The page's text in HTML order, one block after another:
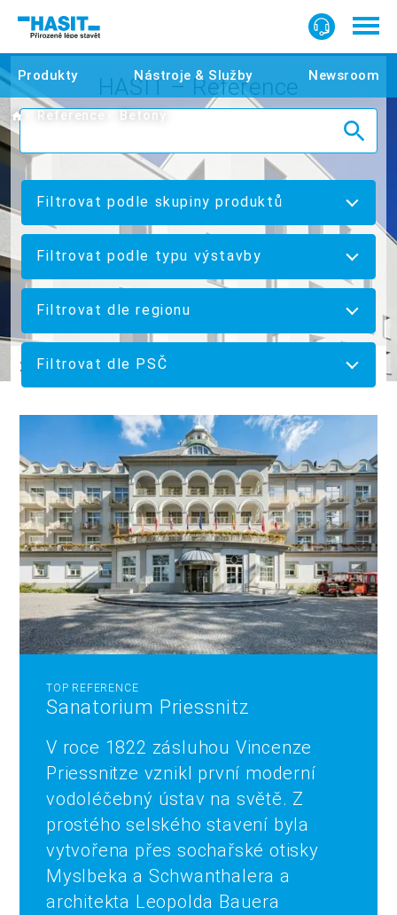
Produkty Nástroje & Služby Newsroom
HomeReference Betony
HASIT – Reference
Filtrovat podle skupiny produktů
Filtrovat podle typu výstavby
Filtrovat dle regionu
Filtrovat dle PSČ
22 Reference
TOP REFERENCE
Sanatorium Priessnitz
V roce 1822 zásluhou Vincenze
Priessnitze vznikl první moderní
vodoléčebný ústav na světě. Z
prostého selského stavení byla
vytvořena přes sochařské otisky
Myslbeka a Schwanthalera a
architekta Leopolda Bauera